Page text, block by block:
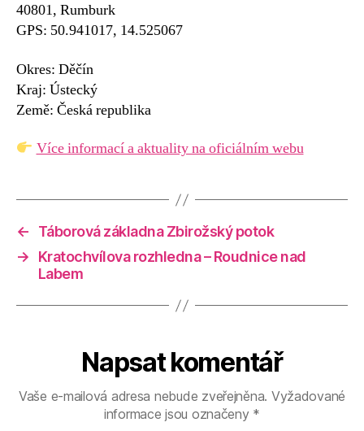
40801, Rumburk
GPS: 50.941017, 14.525067
Okres: Děčín
Kraj: Ústecký
Země: Česká republika
Více informací a aktuality na oficiálním webu
←
Táborová základna Zbirožský potok
→
Kratochvílova rozhledna – Roudnice nad
Labem
Napsat komentář
Vaše e-mailová adresa nebude zveřejněna. Vyžadované
informace jsou označeny *